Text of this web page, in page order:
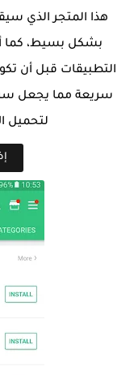
هذا المتجر الذي
بشكل بسيط، كما
التطبيقات قبل أن
سريعة مما يجعل
لتحميل